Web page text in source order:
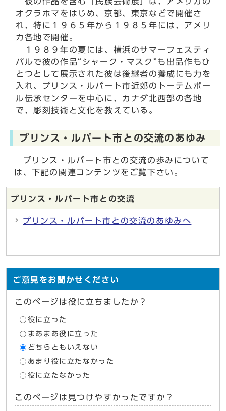
オクラホマをはじめ、京都、東京などで開催さ
れ、特に１９６５年から１９８５年には、アメリ
カ各地で開催。
１９８９年の夏には、横浜のサマーフェスティ
バルで彼の作品“シャーク・マスク”も出品作もひ
とつとして展示された彼は後継者の養成にも力を
入れ、プリンス・ルパート市近郊のトーテムポー
ル伝承センターを中心に、カナダ北西部の各地
で、彫刻技術と文化を教えている。
プリンス・ルパート市との交流のあゆみ
プリンス・ルパート市との交流の歩みについて
は、下記の関連コンテンツをご覧下さい。
プリンス・ルパート市との交流
プリンス・ルパート市との交流のあゆみへ
ご意見をお聞かせください
このページは役に立ちましたか？
役に立った
まあまあ役に立った
どちらともいえない
あまり役に立たなかった
役に立たなかった
このページは見つけやすかったですか？